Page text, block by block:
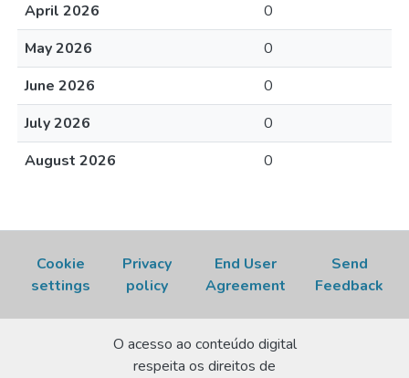
April 2026
0
May 2026
0
June 2026
0
July 2026
0
August 2026
0
Cookie
settings
Privacy
policy
End User
Agreement
Send
Feedback
O acesso ao conteúdo digital
respeita os direitos de